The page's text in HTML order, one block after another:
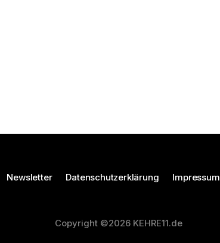
Newsletter Datenschutzerklärung Impressum
Copyright ©2026 KEHRE11.de